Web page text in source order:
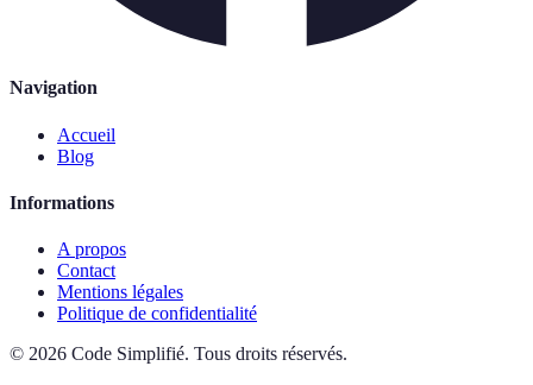
Navigation
Accueil
Blog
Informations
A propos
Contact
Mentions légales
Politique de confidentialité
© 2026 Code Simplifié. Tous droits réservés.